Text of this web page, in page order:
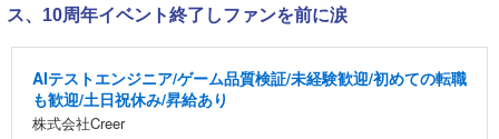
ス、10周年イベント終了しファンを前に涙
AIテストエンジニア/ゲーム品質検証/未経験歓迎/初めての転職
も歓迎/土日祝休み/昇給あり
株式会社Creer